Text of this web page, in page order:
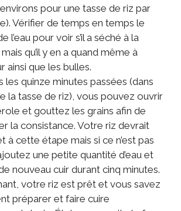
pour une tasse de riz par
Vérifier de temps en temps le
l’eau pour voir s’il a séché à la
qu’il y en a quand même à
ainsi que les bulles.
les quinze minutes passées (dans
la tasse de riz), vous pouvez ouvrir
et gouttez les grains afin de
la consistance. Votre riz devrait
à cette étape mais si ce n’est pas
une petite quantité d’eau et
nouveau cuir durant cinq minutes.
votre riz est prêt et vous savez
préparer et faire cuire